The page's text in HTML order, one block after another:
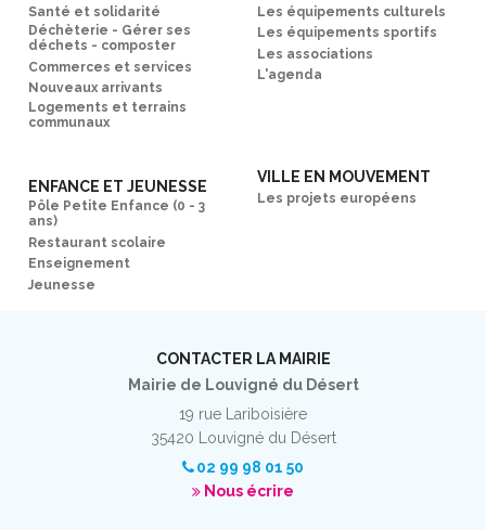
Santé et solidarité
Déchèterie - Gérer ses
déchets - composter
Commerces et services
Nouveaux arrivants
Logements et terrains
communaux
Les équipements culturels
Les équipements sportifs
Les associations
L'agenda
ENFANCE ET JEUNESSE
Pôle Petite Enfance (0 - 3
ans)
Restaurant scolaire
Enseignement
Jeunesse
VILLE EN MOUVEMENT
Les projets européens
CONTACTER LA MAIRIE
Mairie de Louvigné du Désert
19 rue Lariboisière
35420 Louvigné du Désert
02 99 98 01 50
Nous écrire